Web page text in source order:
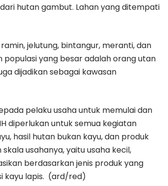
hutan gambut. Lahan yang ditempati
jelutung, bintangur, meranti, dan
populasi yang besar adalah orang utan
dijadikan sebagai kawasan
pelaku usaha untuk memulai dan
diperlukan untuk semua kegiatan
hasil hutan bukan kayu, dan produk
usahanya, yaitu usaha kecil,
berdasarkan jenis produk yang
kayu lapis. (ard/red)